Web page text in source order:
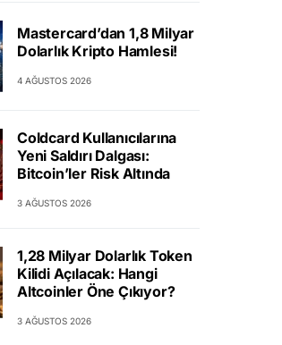
Mastercard’dan 1,8 Milyar
Dolarlık Kripto Hamlesi!
4 AĞUSTOS 2026
Coldcard Kullanıcılarına
Yeni Saldırı Dalgası:
Bitcoin’ler Risk Altında
3 AĞUSTOS 2026
1,28 Milyar Dolarlık Token
Kilidi Açılacak: Hangi
Altcoinler Öne Çıkıyor?
3 AĞUSTOS 2026